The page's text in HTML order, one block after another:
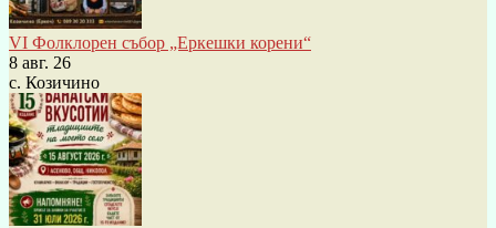
VI Фолклорен събор „Еркешки корени“
8 авг. 26
с. Козичино